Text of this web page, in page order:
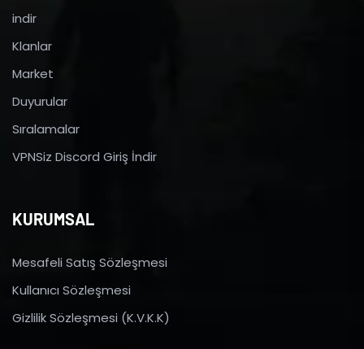
indir
Klanlar
Market
Duyurular
Sıralamalar
VPNSiz Discord Giriş İndir
KURUMSAL
Mesafeli Satış Sözleşmesi
Kullanıcı Sözleşmesi
Gizlilik Sözleşmesi (K.V.K.K)